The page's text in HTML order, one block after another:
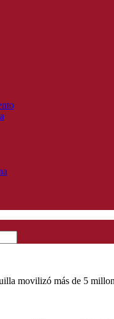
movilizó más de 5